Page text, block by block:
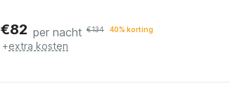
€82 per nacht €134 40% korting
+extra kosten